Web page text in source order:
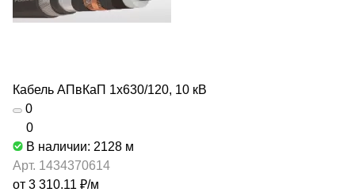
Кабель АПвКаП 1х630/120, 10 кВ
0
0
В наличии: 2128 м
Арт. 1434370614
от 3 310.11 ₽/м